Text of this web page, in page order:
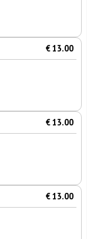
€ 13.00
€ 13.00
€ 13.00